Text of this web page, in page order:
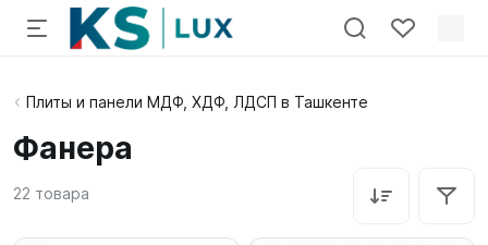
Плиты и панели МДФ, ХДФ, ЛДСП в Ташкенте
Фанера
22 товара